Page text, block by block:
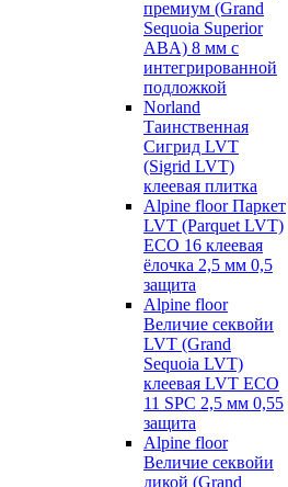
премиум (Grand
Sequoia Superior
ABA) 8 мм с
интегрированной
подложкой
Norland
Таинственная
Сигрид LVT
(Sigrid LVT)
клеевая плитка
Alpine floor Паркет
LVT (Parquet LVT)
ECO 16 клеевая
ёлочка 2,5 мм 0,5
защита
Alpine floor
Величие секвойи
LVT (Grand
Sequoia LVT)
клеевая LVT ECO
11 SPC 2,5 мм 0,55
защита
Alpine floor
Величие секвойи
дикой (Grand